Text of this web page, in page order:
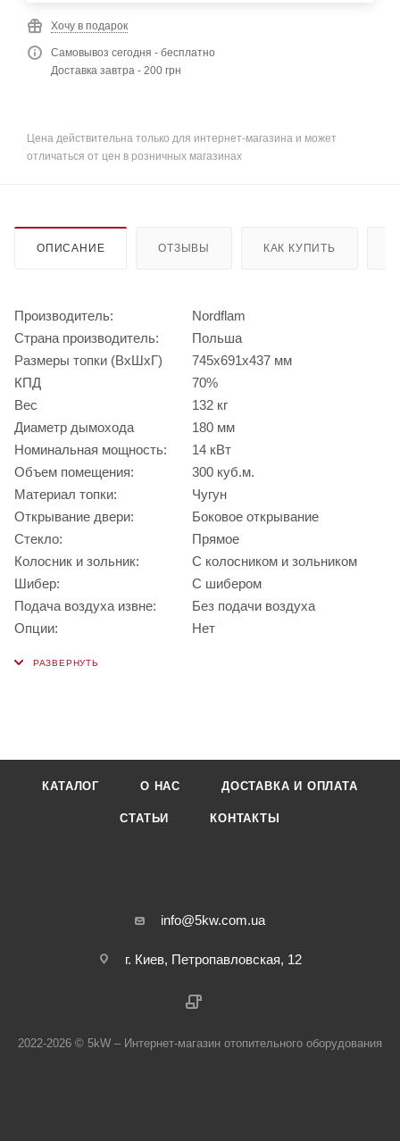
Хочу в подарок
Самовывоз сегодня - бесплатно
Доставка завтра - 200 грн
Цена действительна только для интернет-магазина и может
отличаться от цен в розничных магазинах
ОПИСАНИЕ ОТЗЫВЫ КАК КУПИТЬ
Производитель:
Nordflam
Страна производитель:
Польша
Размеры топки (ВхШхГ)
745х691х437 мм
КПД
70%
Вес
132 кг
Диаметр дымохода
180 мм
Номинальная мощность:
14 кВт
Объем помещения:
300 куб.м.
Материал топки:
Чугун
Открывание двери:
Боковое открывание
Стекло:
Прямое
Колосник и зольник:
С колосником и зольником
Шибер:
С шибером
Подача воздуха извне:
Без подачи воздуха
Опции:
Нет
КАТАЛОГ О НАС ДОСТАВКА И ОПЛАТА
СТАТЬИ КОНТАКТЫ
info@5kw.com.ua
г. Киев, Петропавловская, 12
2022-2026 © 5kW – Интернет-магазин отопительного оборудования